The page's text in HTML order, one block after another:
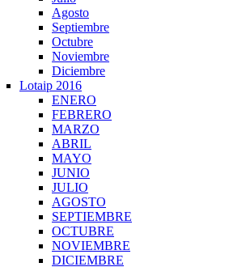
Agosto
Septiembre
Octubre
Noviembre
Diciembre
Lotaip 2016
ENERO
FEBRERO
MARZO
ABRIL
MAYO
JUNIO
JULIO
AGOSTO
SEPTIEMBRE
OCTUBRE
NOVIEMBRE
DICIEMBRE